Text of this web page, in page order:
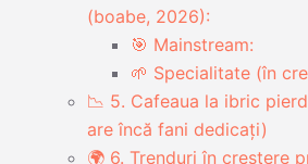
(boabe, 2026):
🎯 Mainstream:
🌱 Specialitate (în
📉 5. Cafeaua la ibric
are încă fani dedicați)
🌍 6. Trenduri în creștere